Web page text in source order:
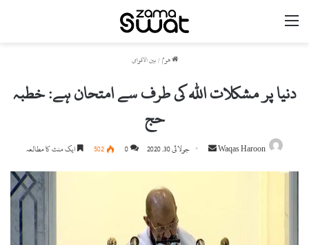
مینو
ھوم / بین الاقوامی
دنیا پر مشکلات اللہ کی طرف سے امتحان ہے: خطبہ
حج
Waqas Haroon
Send جولائی 30, 2020 0
502 ایک منٹ کا مطالعہ